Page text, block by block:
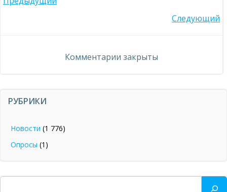
Навигация
записям
Следующий
Комментарии закрыты
РУБРИКИ
Новости (1 776)
Опросы (1)
Поиск